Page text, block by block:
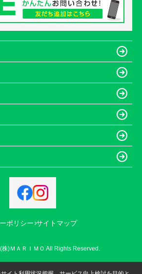
ポリシー サイトマップ
)ＭＡＲＩＭＯ All Rights Reserved.